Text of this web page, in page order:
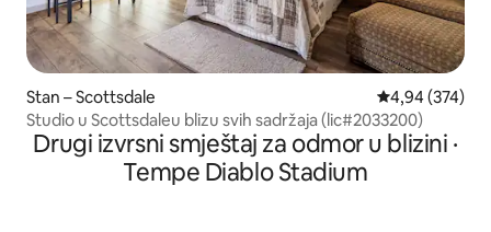
Stan – Scottsdale Prosječna
4,94 (374)
Studio u Scottsdaleu blizu svih sadržaja (lic#2033200)
Drugi izvrsni smještaj za odmor u blizini ·
Tempe Diablo Stadium